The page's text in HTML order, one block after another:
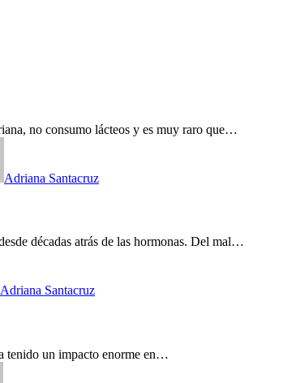
no consumo lácteos y es muy raro que…
Adriana Santacruz
décadas atrás de las hormonas. Del mal…
Adriana Santacruz
tenido un impacto enorme en…